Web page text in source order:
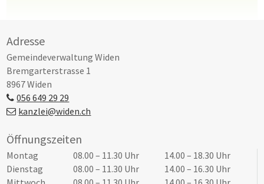
Footer
Adresse
Gemeindeverwaltung Widen
Bremgarterstrasse 1
8967 Widen
056 649 29 29
kanzlei@widen.ch
Öffnungszeiten
TagÖffnungszeiten VormittagÖffnungszeiten Nachmittag
Montag 08.00 – 11.30 Uhr
14.00 – 18.30 Uhr
Dienstag
08.00 – 11.30 Uhr
14.00 – 16.30 Uhr